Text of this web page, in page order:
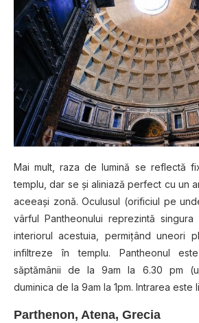
Mai mult, raza de lumină se reflectă
templu, dar se şi aliniază perfect cu un
aceeaşi zonă. Oculusul (orificiul pe
vârful Pantheonului reprezintă
interiorul acestuia, permiţând uneori
infiltreze în templu. Pantheonul
săptămânii de la 9am la 6.30 pm
duminica de la 9am la 1pm. Intrarea este
Parthenon, Atena, Grecia